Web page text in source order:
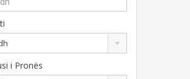
i Pronës